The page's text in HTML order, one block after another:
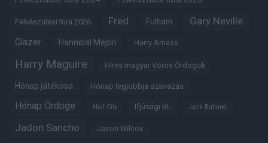
Felkészülési túra 2026 Fred Fulham Gary Neville
Glazer Hannibal Mejbri Harry Amass
Harry Maguire Híres magyar Vörös Ördögök
Hónap játékosa Hónap legjobbja szavazás
Hónap Ördöge Hull City Ifjúsági BL Jack Butland
Jadon Sancho Jason Wilcox